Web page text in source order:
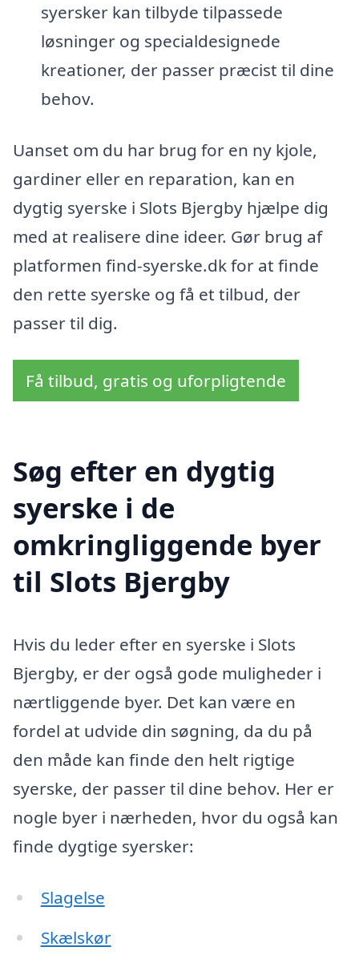
syersker kan tilbyde tilpassede
løsninger og specialdesignede
kreationer, der passer præcist til dine
behov.
Uanset om du har brug for en ny kjole,
gardiner eller en reparation, kan en
dygtig syerske i Slots Bjergby hjælpe dig
med at realisere dine ideer. Gør brug af
platformen find-syerske.dk for at finde
den rette syerske og få et tilbud, der
passer til dig.
Få tilbud, gratis og uforpligtende
Søg efter en dygtig
syerske i de
omkringliggende byer
til Slots Bjergby
Hvis du leder efter en syerske i Slots
Bjergby, er der også gode muligheder i
nærtliggende byer. Det kan være en
fordel at udvide din søgning, da du på
den måde kan finde den helt rigtige
syerske, der passer til dine behov. Her er
nogle byer i nærheden, hvor du også kan
finde dygtige syersker:
Slagelse
Skælskør